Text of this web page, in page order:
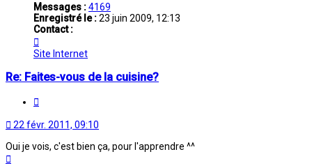
Messages :4169
Enregistré le :23 juin 2009, 12:13
Contact :
$anâa
Site Internet
Re: Faites-vous de la cuisine?
22 févr. 2011, 09:10
Oui je vois, c'est bien ça, pour l'apprendre ^^